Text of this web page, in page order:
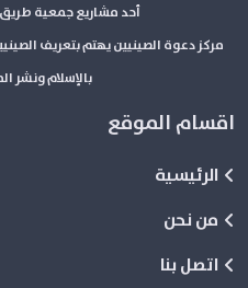
أحد مشاريع جمعية طريق
مركز دعوة الصينيين يهتم بتعريف
بالإسلام ونشر
اقسام الموقع
الرئيسية
من نحن
اتصل بنا